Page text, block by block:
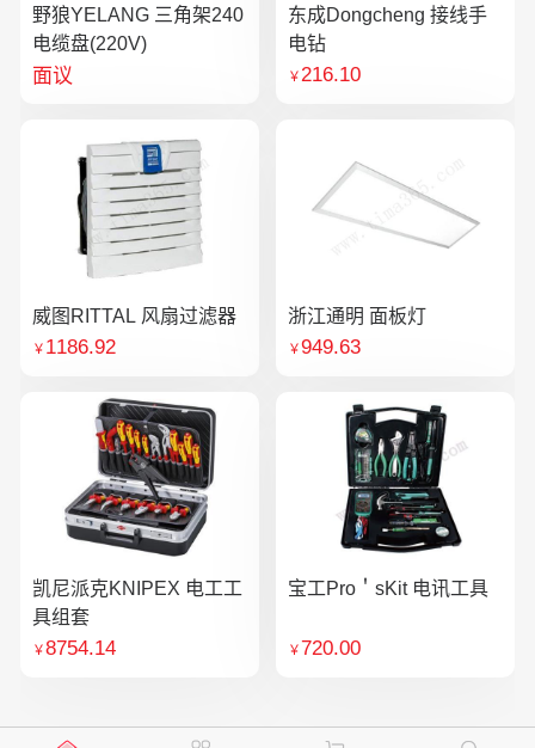
野狼YELANG 三角架240
电缆盘(220V)
面议
东成Dongcheng 接线手
电钻
￥216.10
威图RITTAL 风扇过滤器
￥ 1186.92
浙江通明 面板灯
￥949.63
凯尼派克KNIPEX 电工工
具组套
￥8754.14
宝工Pro＇sKit 电讯工具
￥720.00